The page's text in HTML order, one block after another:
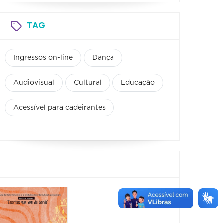
TAG
Ingressos on-line Dança
Audiovisual Cultural Educação
Acessível para cadeirantes